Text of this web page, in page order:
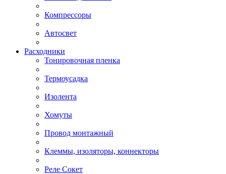
Компрессоры
Автосвет
Расходники
Тонировочная пленка
Термоусадка
Изолента
Хомуты
Провод монтажный
Клеммы, изоляторы, коннекторы
Реле Сокет